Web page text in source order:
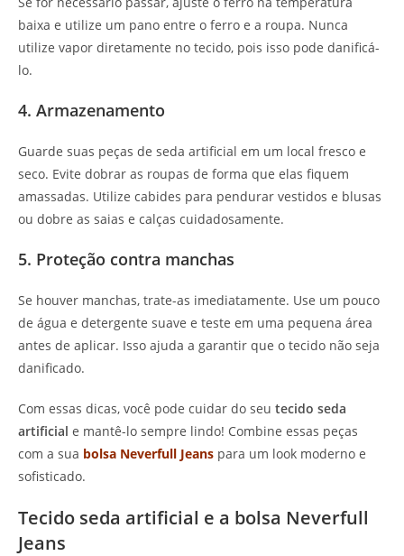
baixa e utilize um pano entre o ferro e a roupa. Nunca
utilize vapor diretamente no tecido, pois isso pode danificá-
lo.
4. Armazenamento
Guarde suas peças de seda artificial em um local fresco e
seco. Evite dobrar as roupas de forma que elas fiquem
amassadas. Utilize cabides para pendurar vestidos e blusas
ou dobre as saias e calças cuidadosamente.
5. Proteção contra manchas
Se houver manchas, trate-as imediatamente. Use um pouco
de água e detergente suave e teste em uma pequena área
antes de aplicar. Isso ajuda a garantir que o tecido não seja
danificado.
Com essas dicas, você pode cuidar do seu tecido seda
artificial e mantê-lo sempre lindo! Combine essas peças
com a sua bolsa Neverfull Jeans para um look moderno e
sofisticado.
Tecido seda artificial e a bolsa Neverfull
Jeans